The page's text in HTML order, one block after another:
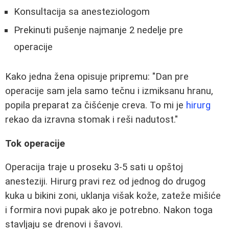
Konsultacija sa anesteziologom
Prekinuti pušenje najmanje 2 nedelje pre
operacije
Kako jedna žena opisuje pripremu: "Dan pre
operacije sam jela samo tečnu i izmiksanu hranu,
popila preparat za čišćenje creva. To mi je hirurg
rekao da izravna stomak i reši nadutost."
Tok operacije
Operacija traje u proseku 3-5 sati u opštoj
anesteziji. Hirurg pravi rez od jednog do drugog
kuka u bikini zoni, uklanja višak kože, zateže mišiće
i formira novi pupak ako je potrebno. Nakon toga
stavljaju se drenovi i šavovi.